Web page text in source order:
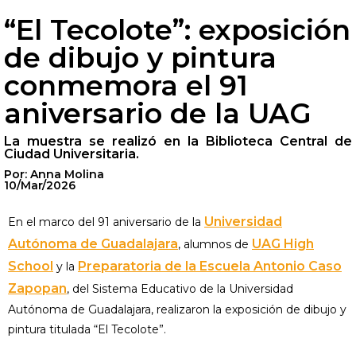
“El Tecolote”: exposición
de dibujo y pintura
conmemora el 91
aniversario de la UAG
La muestra se realizó en la Biblioteca Central de
Ciudad Universitaria.
Por: Anna Molina
10/Mar/2026
En el marco del 91 aniversario de la Universidad
Autónoma de Guadalajara, alumnos de UAG High
School y la Preparatoria de la Escuela Antonio Caso
Zapopan, del Sistema Educativo de la Universidad
Autónoma de Guadalajara, realizaron la exposición de dibujo y
pintura titulada “El Tecolote”.